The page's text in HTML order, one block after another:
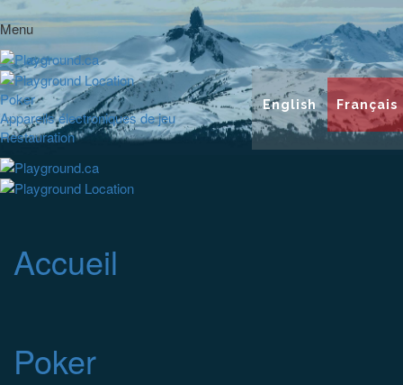
Menu
English Français
Poker
Appareils électroniques de jeu
Restauration
Accueil
Poker